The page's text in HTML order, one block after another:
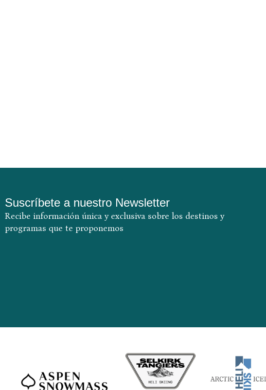
Suscríbete a nuestro Newsletter
Recibe información única y exclusiva sobre los destinos y
programas que te proponemos